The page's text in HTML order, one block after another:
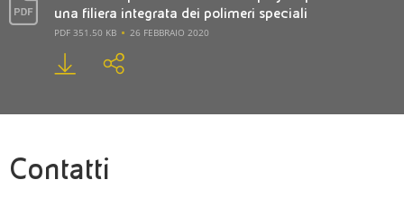
una filiera integrata dei polimeri speciali
PDF 351.50 KB 26 FEBBRAIO 2020
Contatti